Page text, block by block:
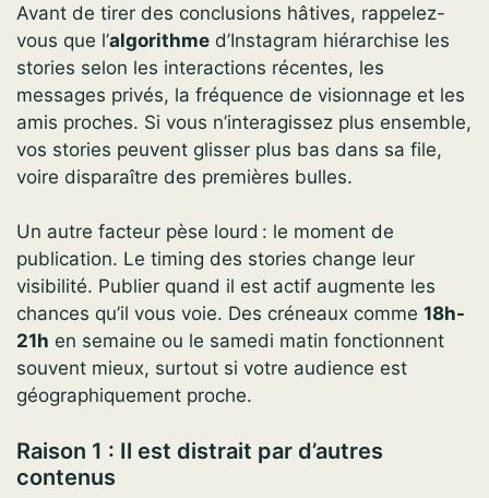
Avant de tirer des conclusions hâtives, rappelez-
vous que l’algorithme d’Instagram hiérarchise les
stories selon les interactions récentes, les
messages privés, la fréquence de visionnage et les
amis proches. Si vous n’interagissez plus ensemble,
vos stories peuvent glisser plus bas dans sa file,
voire disparaître des premières bulles.
Un autre facteur pèse lourd : le moment de
publication. Le timing des stories change leur
visibilité. Publier quand il est actif augmente les
chances qu’il vous voie. Des créneaux comme 18h-
21h en semaine ou le samedi matin fonctionnent
souvent mieux, surtout si votre audience est
géographiquement proche.
Raison 1 : Il est distrait par d’autres
contenus